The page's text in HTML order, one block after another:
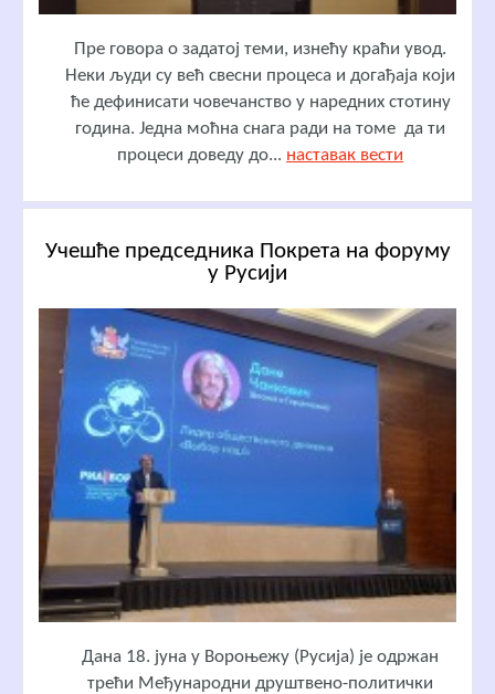
Пре говора о задатој теми, изнећу краћи увод.
Неки људи су већ свесни процеса и догађаја који
ће дефинисати човечанство у наредних стотину
година. Једна моћна снага ради на томе да ти
процеси доведу до... наставак вести
Учешће председника Покрета на форуму
у Русији
Дана 18. јуна у Вороњежу (Русија) је одржан
трећи Међународни друштвено-политички